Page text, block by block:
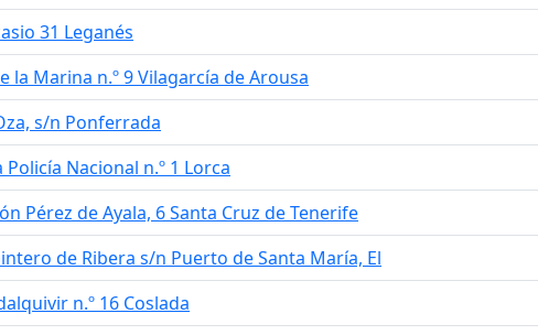
31 Leganés
la Marina n.º 9 Vilagarcía de Arousa
s/n Ponferrada
Nacional n.º 1 Lorca
Pérez de Ayala, 6 Santa Cruz de Tenerife
de Ribera s/n Puerto de Santa María, El
n.º 16 Coslada